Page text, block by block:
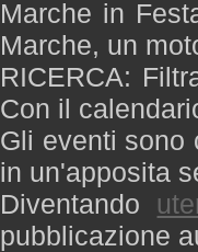
Marche in
Marche, un
RICERCA:
Con il
Gli eventi sono
in un'apposita
Diventando
pubblicazione